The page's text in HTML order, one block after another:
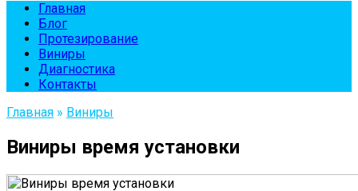
Главная
Блог
Протезирование
Виниры
Диагностика
Контакты
Главная » Виниры
Виниры время установки